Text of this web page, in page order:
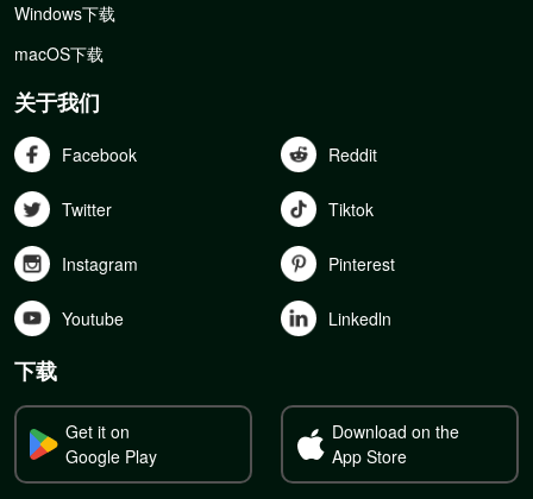
Windows下载
macOS下载
关于我们
Facebook Reddit
Twitter Tiktok
Instagram Pinterest
Youtube Linkedln
下载
Get it on
Google Play
Download on the
App Store